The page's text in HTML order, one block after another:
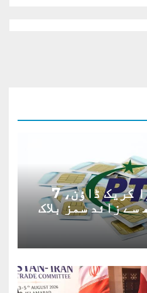
پی ٹی اے کا بڑا کریک ڈاؤن، 7